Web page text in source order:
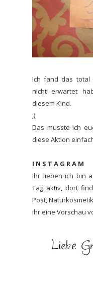
Ich fand das total
nicht erwartet
diesem Kind.
;)
Das musste ich
diese Aktion
I N S T A G R A M
Ihr lieben ich bin
Tag aktiv, dort
Post,
ihr eine Vorschau